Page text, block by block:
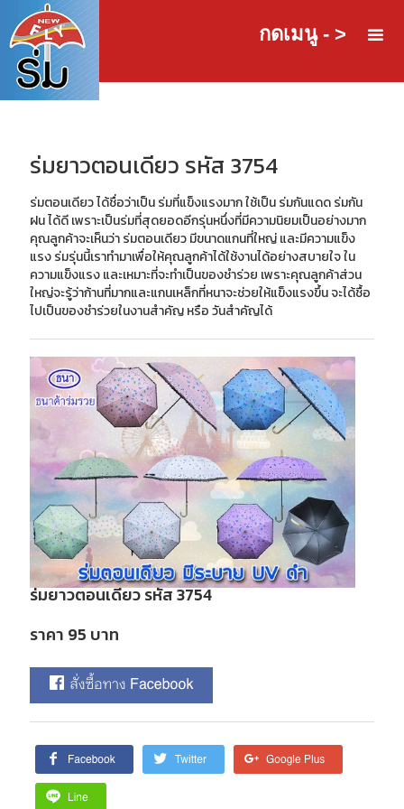
กดเมนู - >
ร่มยาวตอนเดียว รหัส 3754
ร่มตอนเดียว ได้ชื่อว่าเป็น ร่มที่แข็งแรงมาก ใช้เป็น ร่มกันแดด ร่มกัน
ฝน ได้ดี เพราะเป็นร่มที่สุดยอดอีกรุ่นหนึ่งที่มีความนิยมเป็นอย่างมาก
คุณลูกค้าจะเห็นว่า ร่มตอนเดียว มีขนาดแกนที่ใหญ่ และมีความแข็ง
แรง ร่มรุ่นนี้เราทำมาเพื่อให้คุณลูกค้าได้ใช้งานได้อย่างสบายใจ ใน
ความแข็งแรง และเหมาะที่จะทำเป็นของชำร่วย เพราะคุณลูกค้าส่วน
ใหญ่จะรู้ว่าก้านที่มากและแกนเหล็กที่หนาจะช่วยให้แข็งแรงขึ้น จะได้ชื้อ
ไปเป็นของชำร่วยในงานสำคัญ หรือ วันสำคัญได้
ร่มยาวตอนเดียว รหัส 3754
ราคา 95 บาท